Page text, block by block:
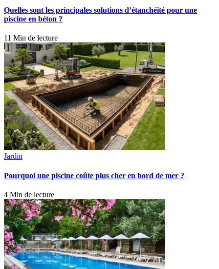
Quelles sont les principales solutions d’étanchéité pour une
piscine en béton ?
11 Min de lecture
Jardin
Pourquoi une piscine coûte plus cher en bord de mer ?
4 Min de lecture